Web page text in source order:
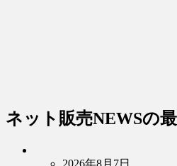
ネット販売NEWSの
2026年8月7日